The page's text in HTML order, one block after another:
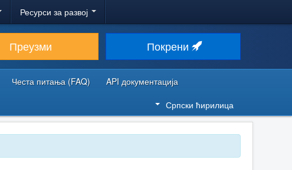
Ресурси за развој
Преузми Покрени
Честа питања (FAQ)
API документација
Српски ћирилица